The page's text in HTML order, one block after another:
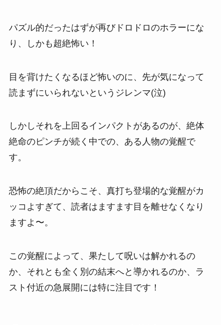
パズル的だったはずが再びドロドロのホラーにな
り、しかも超絶怖い！
目を背けたくなるほど怖いのに、先が気になって
読まずにいられないというジレンマ(泣)
しかしそれを上回るインパクトがあるのが、絶体
絶命のピンチが続く中での、ある人物の覚醒で
す。
恐怖の絶頂だからこそ、真打ち登場的な覚醒がカ
ッコよすぎて、読者はますます目を離せなくなり
ますよ〜。
この覚醒によって、果たして呪いは解かれるの
か、それとも全く別の結末へと導かれるのか、ラ
スト付近の急展開には特に注目です！